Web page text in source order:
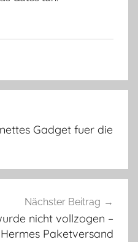
Gadget fuer die
Nächster Beitrag
nicht vollzogen –
Paketversand